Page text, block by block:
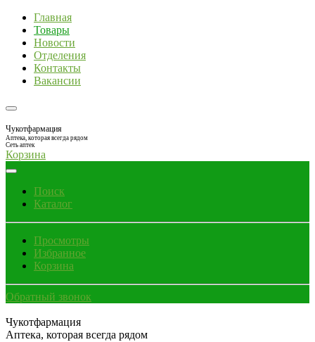
Главная
Товары
Новости
Отделения
Контакты
Вакансии
Чукотфармация
Аптека, которая всегда рядом
Сеть аптек
Корзина
Поиск
Каталог
Просмотры
Избранное
Корзина
Обратный звонок
Чукотфармация
Аптека, которая всегда рядом